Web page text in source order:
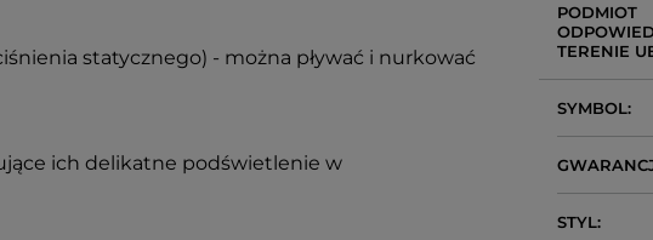
statycznego) - można pływać i nurkować
ich delikatne podświetlenie w
PODMIOT
TERENIE
SYMBOL
STYL